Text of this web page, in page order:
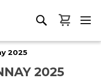
Mon
2025
2025